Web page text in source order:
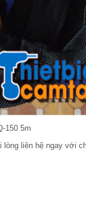
150 5m
liên hệ ngay với